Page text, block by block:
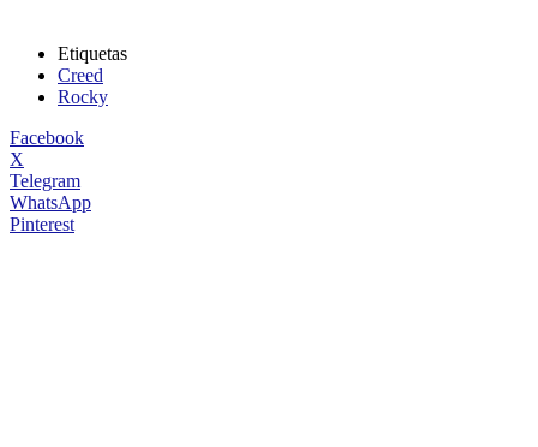
Etiquetas
Creed
Rocky
Facebook
X
Telegram
WhatsApp
Pinterest